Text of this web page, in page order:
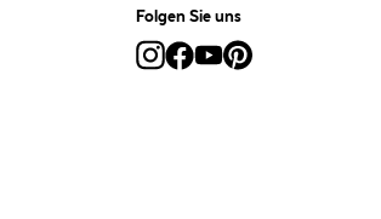
Folgen Sie uns